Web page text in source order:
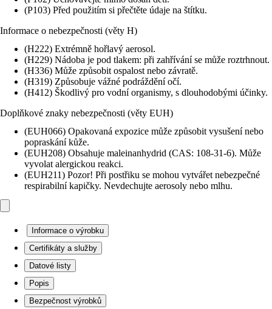
(P103) Před použitím si přečtěte údaje na štítku.
Informace o nebezpečnosti (věty H)
(H222) Extrémně hořlavý aerosol.
(H229) Nádoba je pod tlakem: při zahřívání se může roztrhnout.
(H336) Může způsobit ospalost nebo závratě.
(H319) Způsobuje vážné podráždění očí.
(H412) Škodlivý pro vodní organismy, s dlouhodobými účinky.
Doplňkové znaky nebezpečnosti (věty EUH)
(EUH066) Opakovaná expozice může způsobit vysušení nebo
popraskání kůže.
(EUH208) Obsahuje maleinanhydrid (CAS: 108-31-6). Může
vyvolat alergickou reakci.
(EUH211) Pozor! Při postřiku se mohou vytvářet nebezpečné
respirabilní kapičky. Nevdechujte aerosoly nebo mlhu.
Informace o výrobku
Certifikáty a služby
Datové listy
Popis
Bezpečnost výrobků